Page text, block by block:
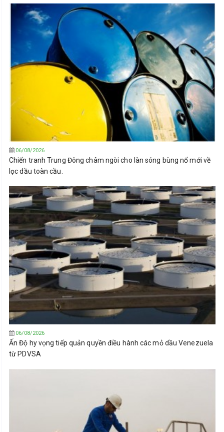
06/08/2026
Chiến tranh Trung Đông châm ngòi cho làn sóng bùng nổ mới về
lọc dầu toàn cầu.
06/08/2026
Ấn Độ hy vọng tiếp quản quyền điều hành các mỏ dầu Venezuela
từ PDVSA